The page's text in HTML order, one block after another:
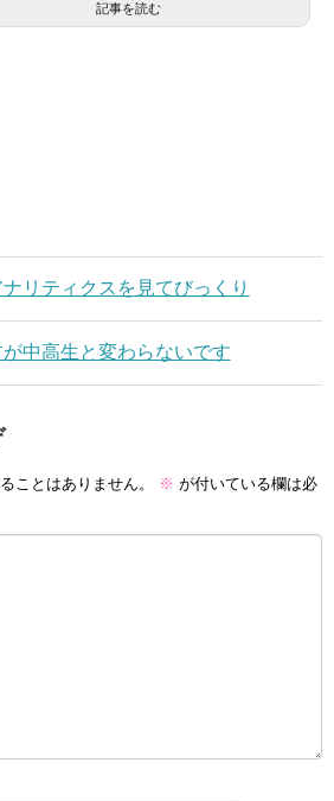
記事を読む
リティクスを見てびっくり
中高生と変わらないです
ことはありません。 ※ が付いている欄は必